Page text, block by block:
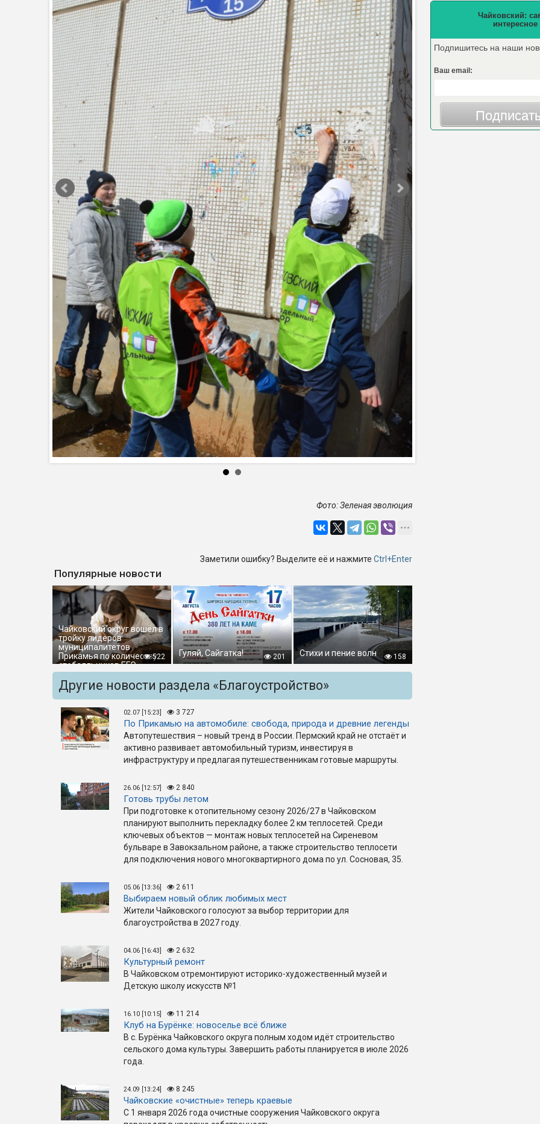
Фото: Зеленая эволюция
Заметили ошибку? Выделите её и нажмите Ctrl+Enter
Популярные новости
Чайковский округ вошёл в
тройку лидеров
муниципалитетов
Прикамья по количеству
стобалльников ЕГЭ
522 Гуляй, Сайгатка! 201 Стихи и пение волн 158
Другие новости раздела «Благоустройство»
02.07 [15:23] 3 727
По Прикамью на автомобиле: свобода, природа и древние легенды
Автопутешествия – новый тренд в России. Пермский край не отстаёт и
активно развивает автомобильный туризм, инвестируя в
инфраструктуру и предлагая путешественникам готовые маршруты.
26.06 [12:57] 2 840
Готовь трубы летом
При подготовке к отопительному сезону 2026/27 в Чайковском
планируют выполнить перекладку более 2 км теплосетей. Среди
ключевых объектов — монтаж новых теплосетей на Сиреневом
бульваре в Завокзальном районе, а также строительство теплосети
для подключения нового многоквартирного дома по ул. Сосновая, 35.
05.06 [13:36] 2 611
Выбираем новый облик любимых мест
Жители Чайковского голосуют за выбор территории для
благоустройства в 2027 году.
04.06 [16:43] 2 632
Культурный ремонт
В Чайковском отремонтируют историко-художественный музей и
Детскую школу искусств №1
16.10 [10:15] 11 214
Клуб на Бурёнке: новоселье всё ближе
В с. Бурёнка Чайковского округа полным ходом идёт строительство
сельского дома культуры. Завершить работы планируется в июле 2026
года.
24.09 [13:24] 8 245
Чайковские «очистные» теперь краевые
С 1 января 2026 года очистные сооружения Чайковского округа
Чайковский:
интересное
Подпишитесь на наши
Ваш email: